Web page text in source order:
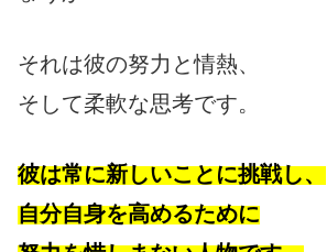
それは彼の努力と情熱、
そして柔軟な思考です。
彼は常に新しいことに挑戦し、
自分自身を高めるために